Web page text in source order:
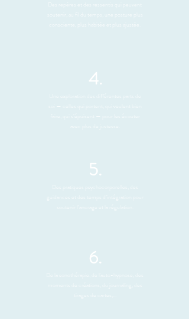
4.
Une exploration des différentes parts de
soi — celles qui portent, qui veulent bien
faire, qui s’épuisent — pour les écouter
5.
6.
De la sonothérapie, de l'auto-hypnose, des